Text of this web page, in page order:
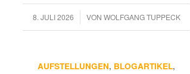
8. JULI 2026
/ VON WOLFGANG TUPPECK
AUFSTELLUNGEN, BLOGARTIKEL,